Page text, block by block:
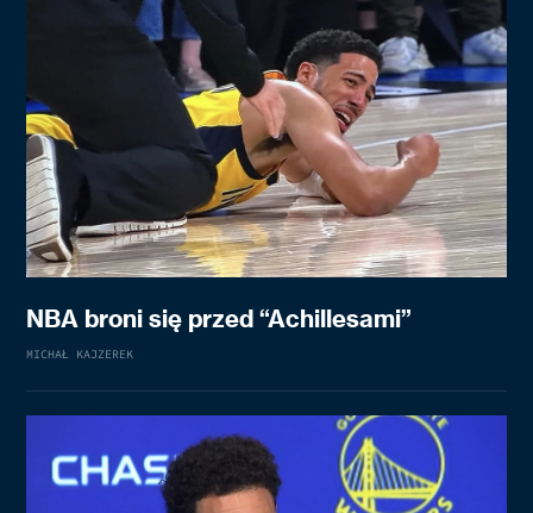
NBA broni się przed “Achillesami”
MICHAŁ KAJZEREK